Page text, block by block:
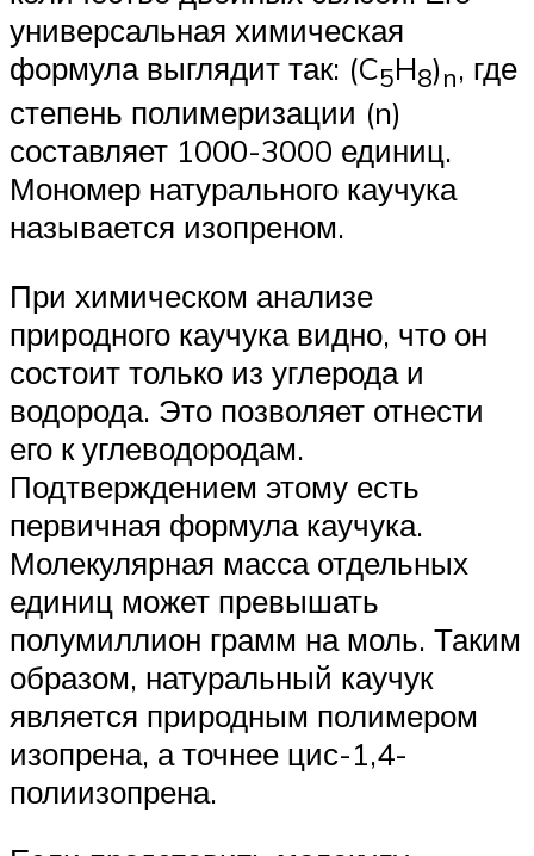
универсальная химическая
формула выглядит так: (C5H8)n, где
степень полимеризации (n)
составляет 1000-3000 единиц.
Мономер натурального каучука
называется изопреном.
При химическом анализе
природного каучука видно, что он
состоит только из углерода и
водорода. Это позволяет отнести
его к углеводородам.
Подтверждением этому есть
первичная формула каучука.
Молекулярная масса отдельных
единиц может превышать
полумиллион грамм на моль. Таким
образом, натуральный каучук
является природным полимером
изопрена, а точнее цис-1,4-
полиизопрена.